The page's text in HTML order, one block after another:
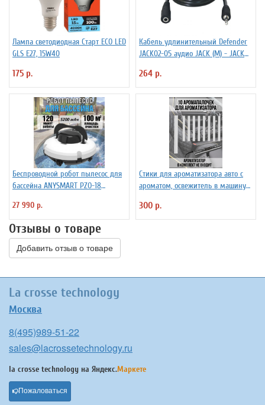
Лампа светодиодная Старт ECO LED
GLS E27, 15W40
175 р.
Кабель удлинительный Defender
JACK02-05 аудио JACK (M) - JACK
264 р.
Беспроводной робот пылесос для
бассейна ANYSMART PZO-18
27 990 р.
Стики для ароматизатора авто с
ароматом, освежитель в машину
300 р.
Отзывы о товаре
Добавить отзыв о товаре
La crosse technology
Москва
8(495)989-51-22
sales@lacrossetechnology.ru
la crosse technology на Яндекс.Маркете
Пожаловаться